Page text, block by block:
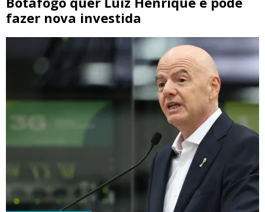
fazer nova investida